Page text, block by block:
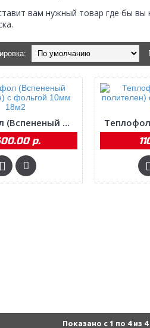
вам нужный товар где бы вы
Теплофол (Вспененый полителен) с фольгой 10мм 18м2
р.
Показано с 1 по 4 из